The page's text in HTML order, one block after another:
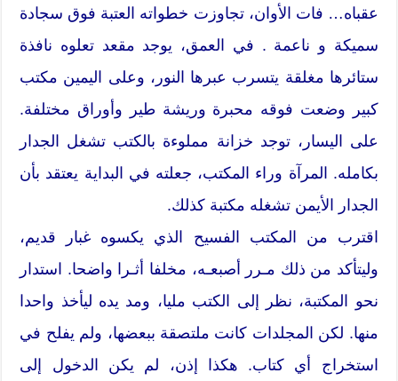
عقباه… فات الأوان، تجاوزت خطواته العتبة فوق سجادة
سميكة و ناعمة . في العمق، يوجد مقعد تعلوه نافذة
ستائرها مغلقة يتسرب عبرها النور، وعلى اليمين مكتب
كبير وضعت فوقه محبرة وريشة طير وأوراق مختلفة.
على اليسار، توجد خزانة مملوءة بالكتب تشغل الجدار
بكامله. المرآة وراء المكتب، جعلته في البداية يعتقد بأن
الجدار الأيمن تشغله مكتبة كذلك.
اقترب من المكتب الفسيح الذي يكسوه غبار قديم،
وليتأكد من ذلك مـرر أصبعـه، مخلفا أثـرا واضحا. استدار
نحو المكتبة، نظر إلى الكتب مليا، ومد يده ليأخذ واحدا
منها. لكن المجلدات كانت ملتصقة ببعضها، ولم يفلح في
استخراج أي كتاب. هكذا إذن، لم يكن الدخول إلى